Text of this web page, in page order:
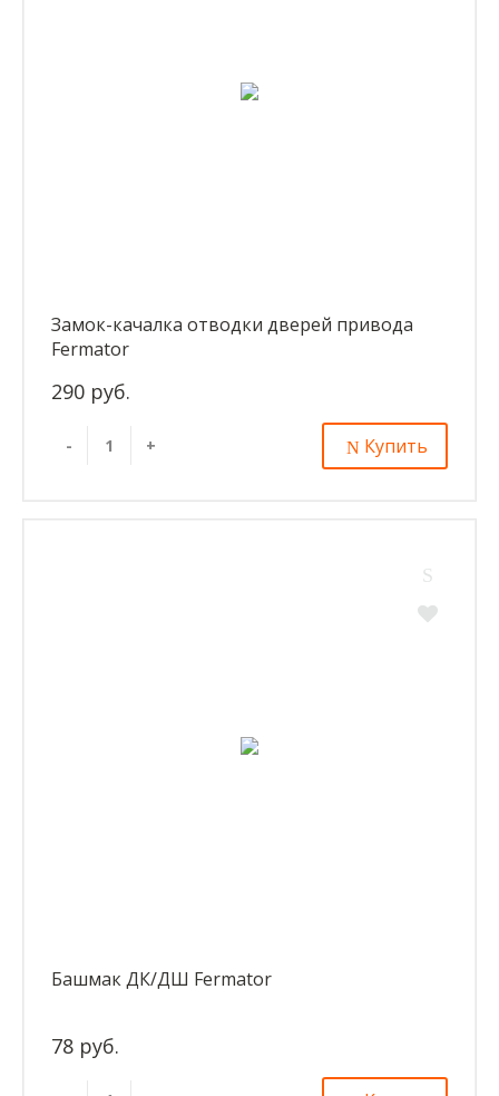
Замок-качалка отводки дверей привода
Fermator
290 руб.
- + Купить
Башмак ДК/ДШ Fermator
78 руб.